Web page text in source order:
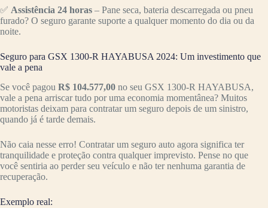
✅ Assistência 24 horas – Pane seca, bateria descarregada ou pneu
furado? O seguro garante suporte a qualquer momento do dia ou da
noite.
Seguro para GSX 1300-R HAYABUSA 2024: Um investimento que
vale a pena
Se você pagou R$ 104.577,00 no seu GSX 1300-R HAYABUSA,
vale a pena arriscar tudo por uma economia momentânea? Muitos
motoristas deixam para contratar um seguro depois de um sinistro,
quando já é tarde demais.
Não caia nesse erro! Contratar um seguro auto agora significa ter
tranquilidade e proteção contra qualquer imprevisto. Pense no que
você sentiria ao perder seu veículo e não ter nenhuma garantia de
recuperação.
Exemplo real: